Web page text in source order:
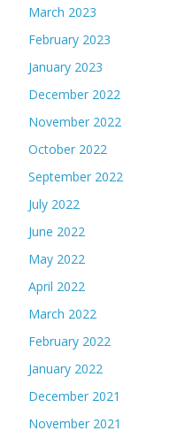
March 2023
February 2023
January 2023
December 2022
November 2022
October 2022
September 2022
July 2022
June 2022
May 2022
April 2022
March 2022
February 2022
January 2022
December 2021
November 2021